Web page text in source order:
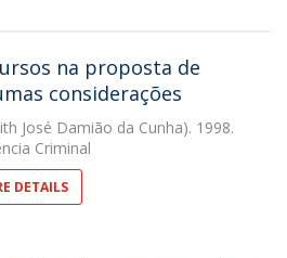
na proposta de
considerações
José Damião da Cunha). 1998.
Criminal
DETAILS